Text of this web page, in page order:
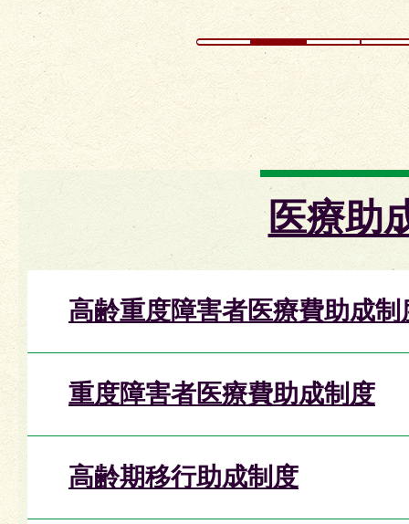
医療助
高齢重度障害者医療費助成制
重度障害者医療費助成制度
高齢期移行助成制度